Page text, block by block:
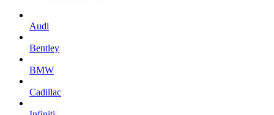
Audi
Bentley
BMW
Cadillac